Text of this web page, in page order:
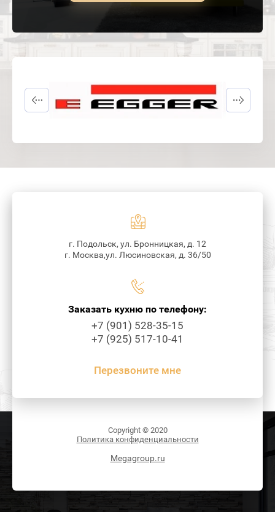
г. Подольск, ул. Бронницкая, д. 12
г. Москва,ул. Люсиновская, д. 36/50
Заказать кухню по телефону:
+7 (901) 528-35-15
+7 (925) 517-10-41
Перезвоните мне
Copyright © 2020
Политика конфиденциальности
Megagroup.ru